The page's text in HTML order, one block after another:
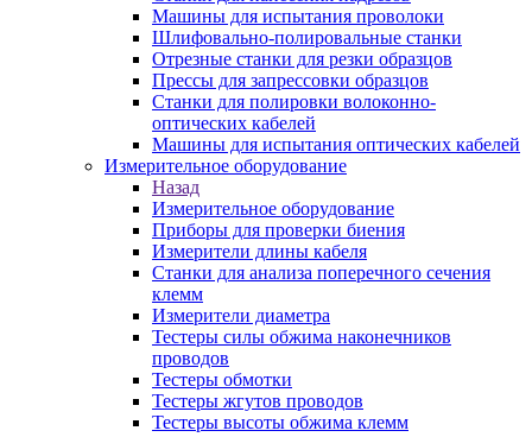
Машины для испытания проволоки
Шлифовально-полировальные станки
Отрезные станки для резки образцов
Прессы для запрессовки образцов
Станки для полировки волоконно-
оптических кабелей
Машины для испытания оптических кабелей
Измерительное оборудование
Назад
Измерительное оборудование
Приборы для проверки биения
Измерители длины кабеля
Станки для анализа поперечного сечения
клемм
Измерители диаметра
Тестеры силы обжима наконечников
проводов
Тестеры обмотки
Тестеры жгутов проводов
Тестеры высоты обжима клемм